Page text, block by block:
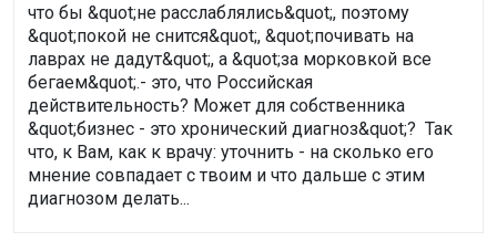
что бы &quot;не расслаблялись&quot;, поэтому
&quot;покой не снится&quot;, &quot;почивать на
лаврах не дадут&quot;, а &quot;за морковкой все
бегаем&quot;.- это, что Российская
действительность? Может для собственника
&quot;бизнес - это хронический диагноз&quot;? Так
что, к Вам, как к врачу: уточнить - на сколько его
мнение совпадает с твоим и что дальше с этим
диагнозом делать...